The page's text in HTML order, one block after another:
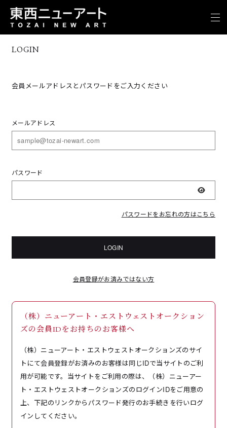
LOGIN
会員メールアドレスとパスワードをご入力ください
メールアドレス
パスワード
表示
パスワードをお忘れの方はこちら
LOGIN
会員登録がお済みではない方
（株）ニューアート・エストウェストオークション
ズの会員IDをお持ちのお客様へ
（株）ニューアート・エストウェストオークションズのサイ
トにて会員登録がお済みのお客様は同じIDで当サイトのご利
用が可能です。当サイトをご利用の際は、（株）ニューアー
ト・エストウェストオークションズのログインIDをご用意の
上、下記のリンクからパスワード発行のお手続きを行いログ
インしてください。